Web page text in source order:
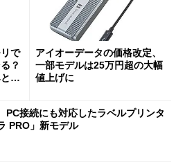
で
？
アイオーデータの価格改定、
一部モデルは25万円超の大幅
値上げに
PC接続にも対応したラベルプリンタ
PRO」新モデル